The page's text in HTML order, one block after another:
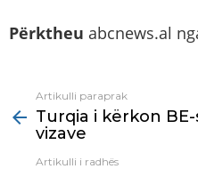
Përktheu abcnews.al
more
Artikulli paraprak
Turqia i kërkon
vizave
Artikulli i radhës